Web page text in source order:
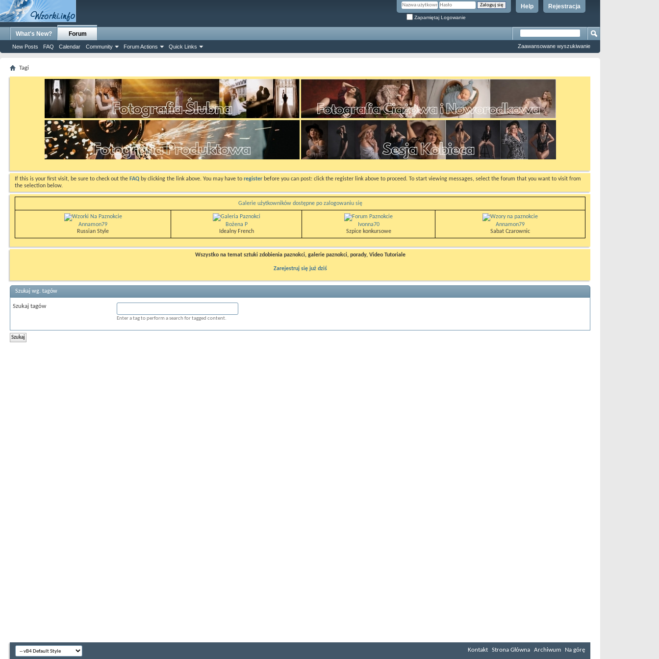
Rejestracja
Help
Zapamiętaj Logowanie
What's New? Forum
New Posts FAQ Calendar Community Forum Actions Quick Links Zaawansowane wyszukiwanie
Tagi
If this is your first visit, be sure to check out the FAQ by clicking the link above. You may have to register before you can post: click the register link above to proceed. To start viewing messages, select the forum that you want to visit from
the selection below.
Galerie użytkowników dostępne po zalogowaniu się
Annamon79
Russian Style
Bożena P
Idealny French
Ivonna70
Szpice konkursowe
Annamon79
Sabat Czarownic
Wszystko na temat sztuki zdobienia paznokci, galerie paznokci, porady, Video Tutoriale
Zarejestruj się już dziś
Szukaj wg. tagów
Szukaj tagów
Enter a tag to perform a search for tagged content.
Kontakt Strona Główna Archiwum Na górę